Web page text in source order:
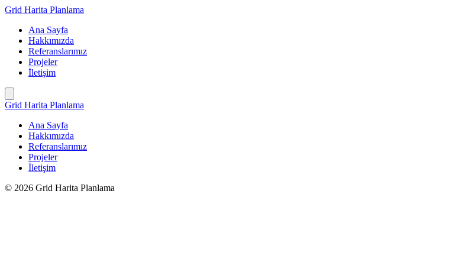
İçeriğe
Grid Harita Planlama
Ana Sayfa
Hakkımızda
Referanslarımız
Projeler
İletişim
Grid Harita Planlama
Ana Sayfa
Hakkımızda
Referanslarımız
Projeler
İletişim
© 2026 Grid Harita Planlama